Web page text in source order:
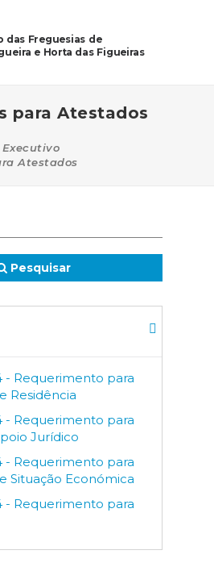
das Freguesias de
e Horta das Figueiras
para Atestados
Executivo
Atestados
Pesquisar
- Requerimento para
Residência
- Requerimento para
Jurídico
- Requerimento para
Situação Económica
- Requerimento para